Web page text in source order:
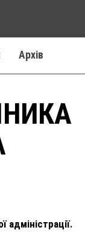
Aрхів